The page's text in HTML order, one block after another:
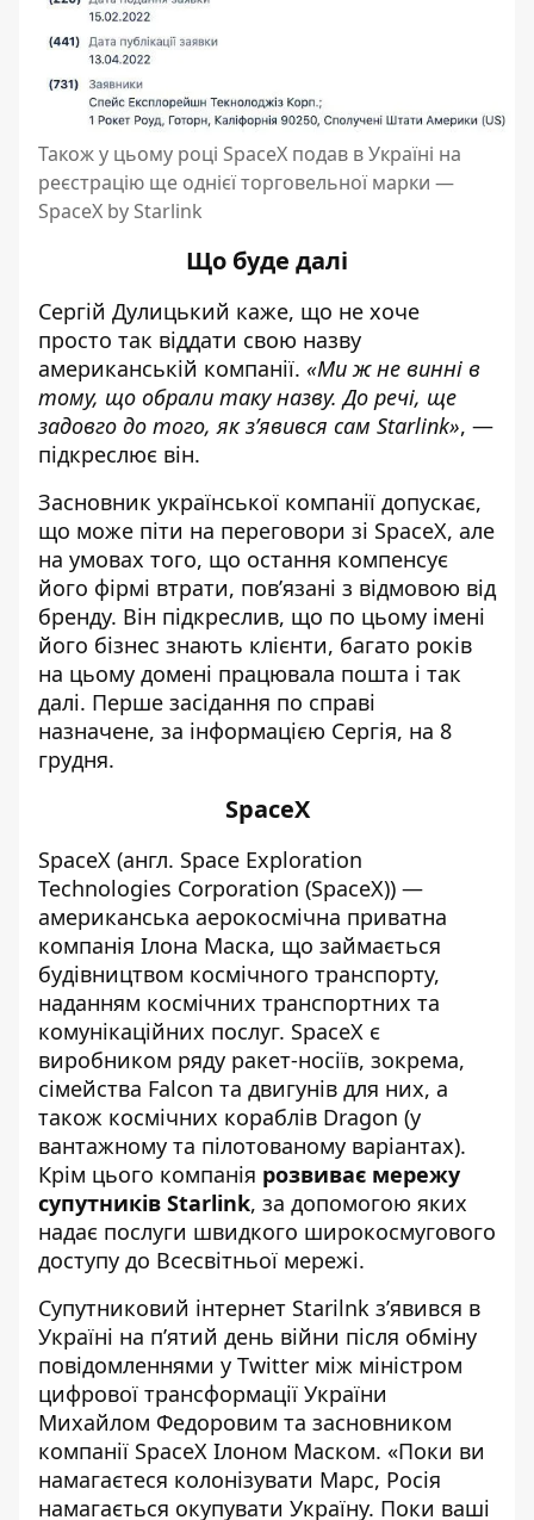
Також у цьому році SpaceX подав в Україні на
реєстрацію ще однієї торговельної марки —
SpaceX by Starlink
Що буде далі
Сергій Дулицький каже, що не хоче
просто так віддати свою назву
американській компанії. «Ми ж не винні в
тому, що обрали таку назву. До речі, ще
задовго до того, як з’явився сам Starlink», —
підкреслює він.
Засновник української компанії допускає,
що може піти на переговори зі SpaceX, але
на умовах того, що остання компенсує
його фірмі втрати, пов’язані з відмовою від
бренду. Він підкреслив, що по цьому імені
його бізнес знають клієнти, багато років
на цьому домені працювала пошта і так
далі. Перше засідання по справі
назначене, за інформацією Сергія, на 8
грудня.
SpaceX
SpaceX (англ. Space Exploration
Technologies Corporation (SpaceX)) —
американська аерокосмічна приватна
компанія Ілона Маска, що займається
будівництвом космічного транспорту,
наданням космічних транспортних та
комунікаційних послуг. SpaceX є
виробником ряду ракет-носіїв, зокрема,
сімейства Falcon та двигунів для них, а
також космічних кораблів Dragon (у
вантажному та пілотованому варіантах).
Крім цього компанія розвиває мережу
супутників Starlink, за допомогою яких
надає послуги швидкого широкосмугового
доступу до Всесвітньої мережі.
Супутниковий інтернет Starilnk з’явився в
Україні на п’ятий день війни після обміну
повідомленнями у Twitter між міністром
цифрової трансформації України
Михайлом Федоровим та засновником
компанії SpaceX Ілоном Маском. «Поки ви
намагаєтеся колонізувати Марс, Росія
намагається окупувати Україну. Поки ваші